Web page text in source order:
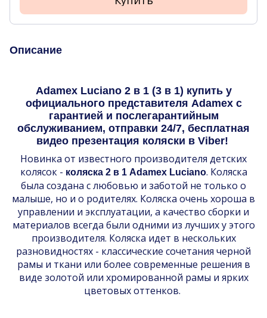
Описание
Adamex Luciano 2 в 1 (3 в 1) купить у
официального представителя Adamex с
гарантией и послегарантийным
обслуживанием, отправки 24/7, бесплатная
видео презентация коляски в Viber!
Новинка от известного производителя детских
колясок - коляска 2 в 1 Adamex Luciano. Коляска
была создана с любовью и заботой не только о
малыше, но и о родителях. Коляска очень хороша в
управлении и эксплуатации, а качество сборки и
материалов всегда были одними из лучших у этого
производителя. Коляска идет в нескольких
разновидностях - классические сочетания черной
рамы и ткани или более современные решения в
виде золотой или хромированной рамы и ярких
цветовых оттенков.